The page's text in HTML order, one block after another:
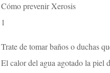
Cómo prevenir Xerosis
1
Trate de tomar baños o duchas
El calor del agua agotado la piel